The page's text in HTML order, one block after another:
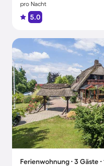
pro Nacht
5.0
Ferienwohnung ∙ 3 Gäste